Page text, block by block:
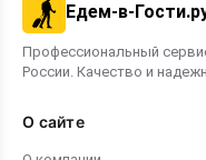
Едем-в-
Профессиональный
России. Качество и
О сайте